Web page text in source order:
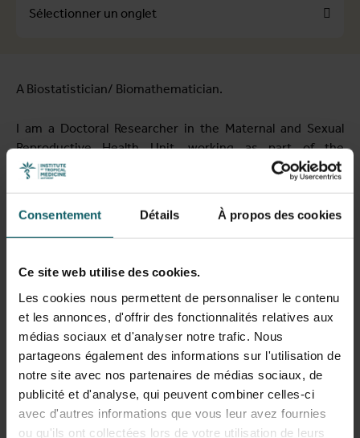
Consentement Détails À propos des cookies
Ce site web utilise des cookies.
Les cookies nous permettent de personnaliser le contenu
et les annonces, d'offrir des fonctionnalités relatives aux
médias sociaux et d'analyser notre trafic. Nous
partageons également des informations sur l'utilisation de
notre site avec nos partenaires de médias sociaux, de
publicité et d'analyse, qui peuvent combiner celles-ci
avec d'autres informations que vous leur avez fournies
ou qu'ils ont collectées lors de votre utilisation de leurs
Sélectionner un onglet
Voir la liste complète des publications
Voir la liste complète des projéts
A Biostatistician/ Biomathematician.
I am a Doctoral Researcher in the Maternal and Sexual
Reproductive Health Unit, working as part of the
UrbanBirthCollective
project. I am specifically using a
system dynamics approach to quantitatively model urban
maternal health systems and geospatial analysis to
visualize disparities in urban maternal healthcare access.
These will aid in identifying potential improvements and
My research interests are maternal, newborn, and child
health, specifically statistical/mathematical methodology
and applications for improving maternal healthcare in
Sub-Saharan Africa.